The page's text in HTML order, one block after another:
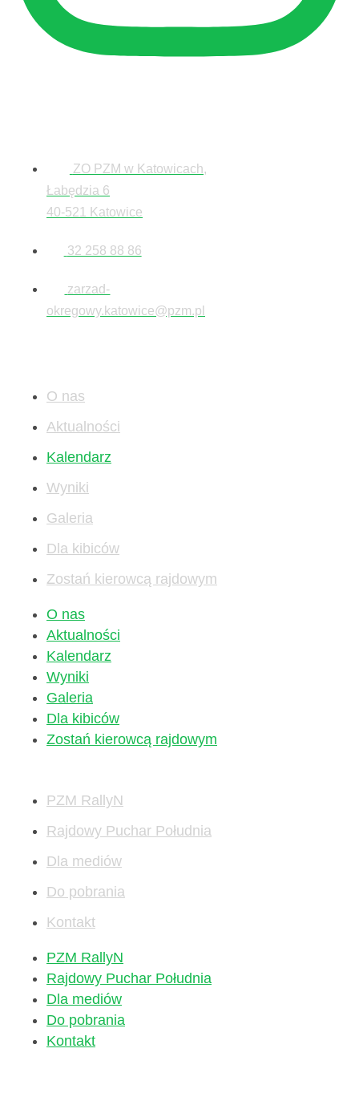
ZO PZM w Katowicach,
Łabędzia 6
40-521 Katowice
32 258 88 86
zarzad-
okregowy.katowice@pzm.pl
O nas
Aktualności
Kalendarz
Wyniki
Galeria
Dla kibiców
Zostań kierowcą rajdowym
O nas
Aktualności
Kalendarz
Wyniki
Galeria
Dla kibiców
Zostań kierowcą rajdowym
PZM RallyN
Rajdowy Puchar Południa
Dla mediów
Do pobrania
Kontakt
PZM RallyN
Rajdowy Puchar Południa
Dla mediów
Do pobrania
Kontakt